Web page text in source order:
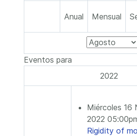
Anual Mensual
Eventos para
2022
Miércoles 16
2022
Rigidity of